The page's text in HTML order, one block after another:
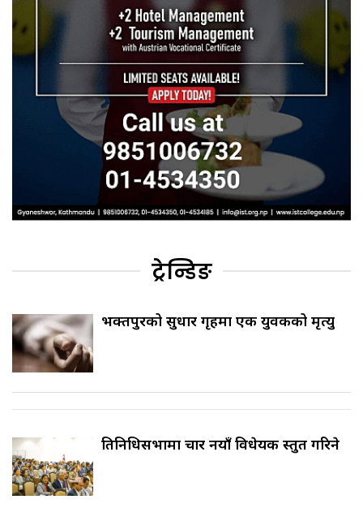
ट्रेन्डिङ
भक्तपुरको सुधार गृहमा एक युवकको मृत्यु
प्रतिनिधिसभामा चार नयाँ विधेयक प्रस्तुत गरिने